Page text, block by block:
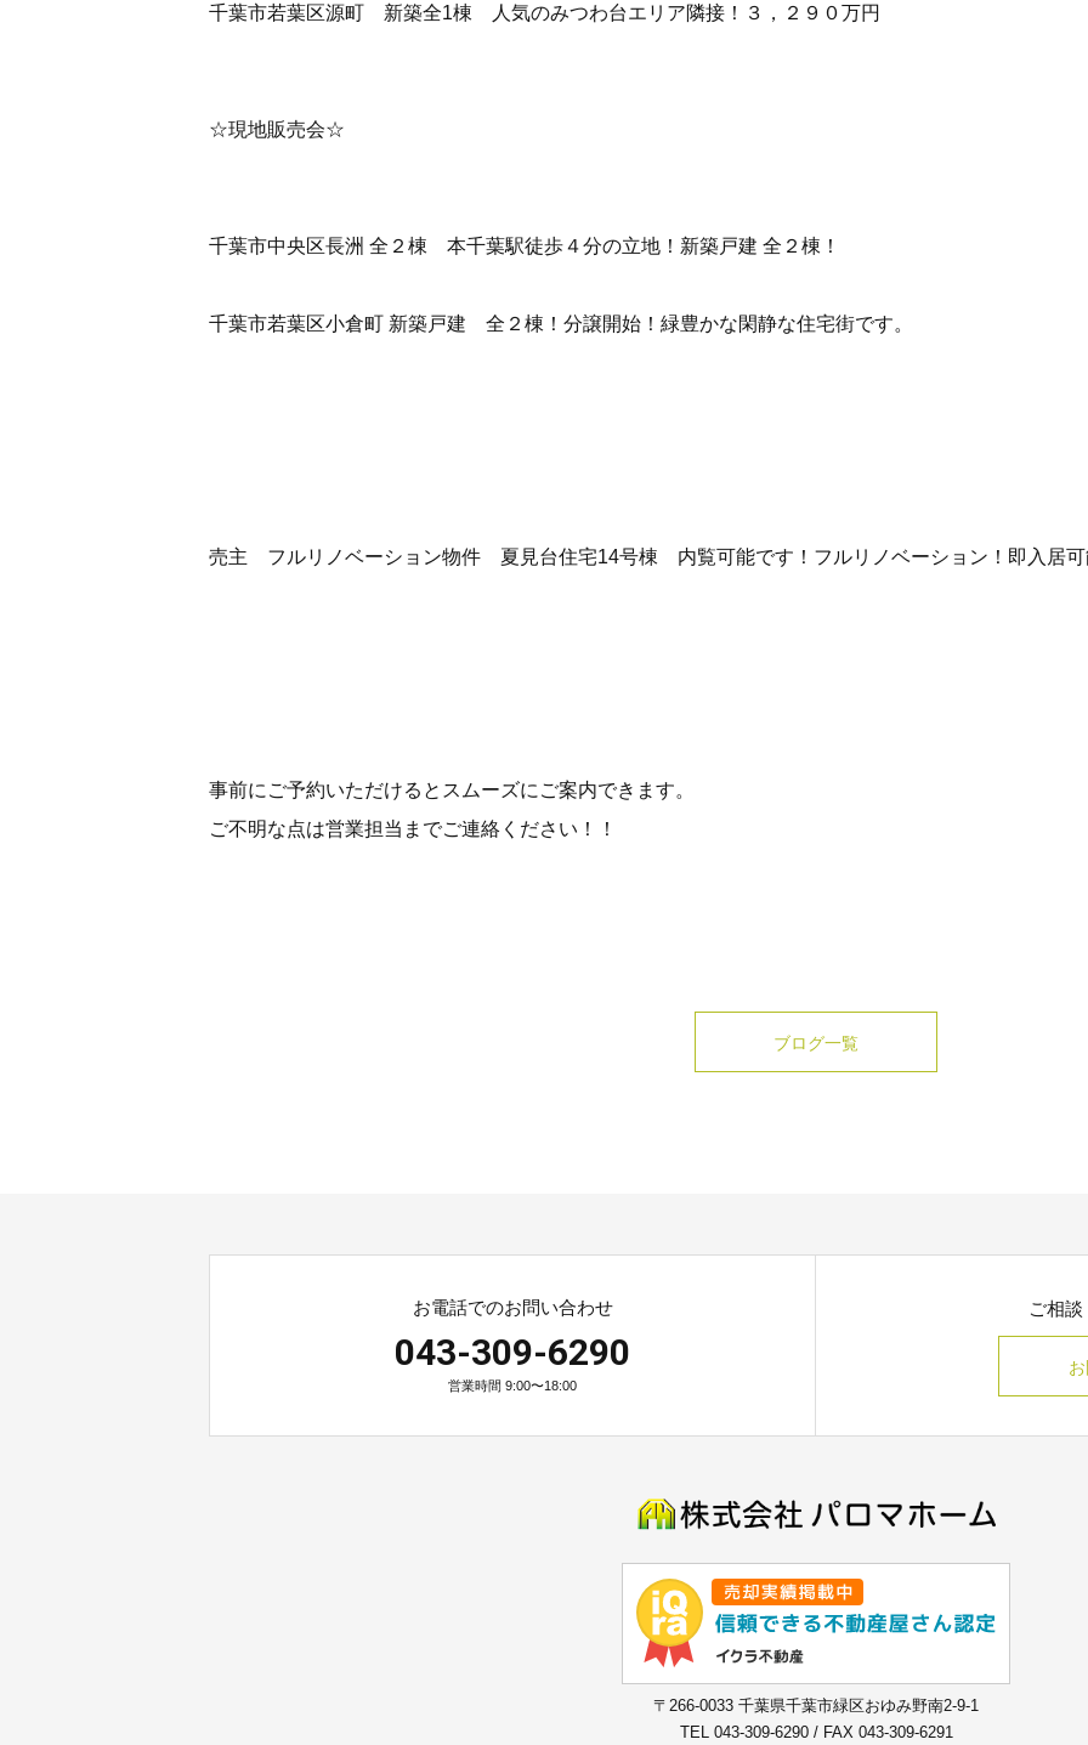
千葉市若葉区源町 新築全1棟 人気のみつわ台エリア隣接！３，２９０万円
☆現地販売会☆
千葉市中央区長洲 全２棟 本千葉駅徒歩４分の立地！新築戸建 全２棟！
千葉市若葉区小倉町 新築戸建 全２棟！分譲開始！緑豊かな閑静な住宅街です。
売主 フルリノベーション物件 夏見台住宅14号棟 内覧可能です！フルリノベーション！即入居
事前にご予約いただけるとスムーズにご案内できます。
ご不明な点は営業担当までご連絡ください！！
ブログ一覧
お電話でのお問い合わせ
043-309-6290
営業時間 9:00〜18:00
ご相
〒266-0033 千葉県千葉市緑区おゆみ野南2-9-1
TEL 043-309-6290 / FAX 043-309-6291